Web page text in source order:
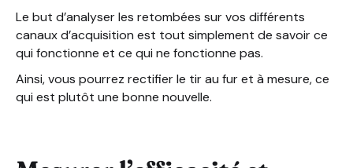
Le but d’analyser les retombées sur vos différents
canaux d’acquisition est tout simplement de savoir ce
qui fonctionne et ce qui ne fonctionne pas.
Ainsi, vous pourrez rectifier le tir au fur et à mesure, ce
qui est plutôt une bonne nouvelle.